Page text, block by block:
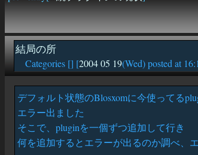
結局の所
Categories [] [2004 05 19(Wed) posted at
デフォルト状態のBlosxomに今使ってる
エラー出ました
そこで、pluginを一個ずつ追加して行き
何を追加するとエラーが出るのか調べ、